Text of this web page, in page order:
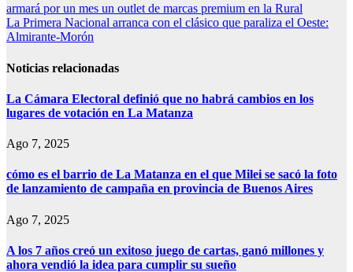
Navegación
de
armará por un mes un outlet de marcas premium en la Rural
La Primera Nacional arranca con el clásico que paraliza el Oeste:
Almirante-Morón
Noticias relacionadas
La Cámara Electoral definió que no habrá cambios en los
lugares de votación en La Matanza
Ago 7, 2025
cómo es el barrio de La Matanza en el que Milei se sacó la foto
de lanzamiento de campaña en provincia de Buenos Aires
Ago 7, 2025
A los 7 años creó un exitoso juego de cartas, ganó millones y
ahora vendió la idea para cumplir su sueño